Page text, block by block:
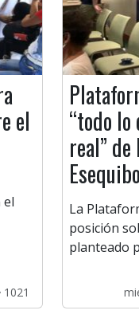
el
el
1021
“todo lo
real”
Esequibo
La
posición
planteado